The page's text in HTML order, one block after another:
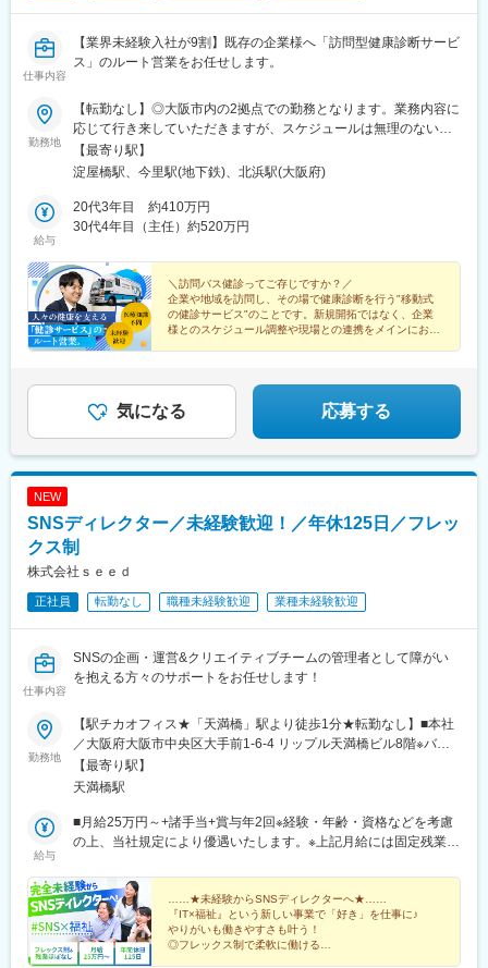
仕事内容
【業界未経験入社が9割】既存の企業様へ「訪問型健康診断サービ
ス」のルート営業をお任せします。
勤務地
【転勤なし】◎大阪市内の2拠点での勤務となります。業務内容に
応じて行き来していただきますが、スケジュールは無理のない範
囲で調整しています。■医療法人朋愛会 健診・医療部 本部大阪府
大阪市中央区平野町3-4-14 大阪TKビルディング7階＜アクセス＞
会 訪問健診課 事務所大阪府大阪市東成区大今里1-26-4 カトレヤ
事務所＜アクセス＞大阪メトロ千日前線、今里筋線「今里駅」7番
【最寄り駅】
淀屋橋駅、今里駅(地下鉄)、北浜駅(大阪府)
給与
20代3年目 約410万円
30代4年目（主任）約520万円
＼訪問バス健診ってご存じですか？／
企業や地域を訪問し、その場で健康診断を行う"移動式
の健診サービス"のことです。新規開拓ではなく、企業
様とのスケジュール調整や現場との連携をメインにお任
◎残業月15h以下
気になる 応募する
NEW
SNSディレクター／未経験歓迎！／年休125日／フレッ
クス制
株式会社ｓｅｅｄ
正社員 転勤なし 職種未経験歓迎 業種未経験歓迎
仕事内容
SNSの企画・運営&クリエイティブチームの管理者として障がい
を抱える方々のサポートをお任せします！
勤務地
【駅チカオフィス★「天満橋」駅より徒歩1分★転勤なし】■本社
／大阪府大阪市中央区大手前1-6-4 リップル天満橋ビル8階※バイ
ク・自転車通勤相談可〈アクセス〉・京阪・大阪メトロ「天満
橋」駅より徒歩1分・大阪メトロ「谷町四丁目」駅より徒歩7分
【最寄り駅】
天満橋駅
給与
■月給25万円～+諸手当+賞与年2回※経験・年齢・資格などを考慮
の上、当社規定により優遇いたします。※上記月給には固定残業代
します。
……★未経験からSNSディレクターへ★……
『IT×福祉』という新しい事業で「好き」を仕事に♪
やりがいも働きやすさも叶う！
◎フレックス制で柔軟に働ける